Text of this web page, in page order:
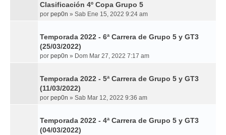
Clasificación 4º Copa Grupo 5
por pep0n » Sab Ene 15, 2022 9:24 am
Temporada 2022 - 6ª Carrera de Grupo 5 y GT3
(25/03/2022)
por pep0n » Dom Mar 27, 2022 7:17 am
Temporada 2022 - 5ª Carrera de Grupo 5 y GT3
(11/03/2022)
por pep0n » Sab Mar 12, 2022 9:36 am
Temporada 2022 - 4ª Carrera de Grupo 5 y GT3
(04/03/2022)